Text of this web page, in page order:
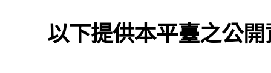
以下提供本平臺之公